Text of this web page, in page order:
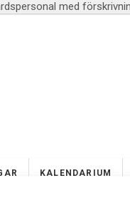
med
KALENDARIUM